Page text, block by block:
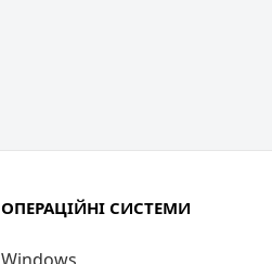
ОПЕРАЦІЙНІ СИСТЕМИ